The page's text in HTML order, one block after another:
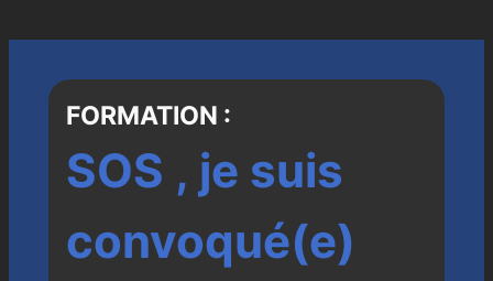
FORMATION :
SOS , je suis
convoqué(e)